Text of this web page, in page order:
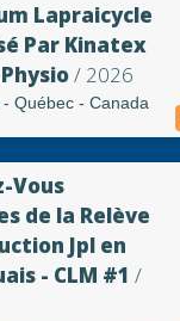
Lapraicycle
Par Kinatex
/ 2026
- Québec - Canada
Vous
de la Relève
Jpl en
- CLM #1 /